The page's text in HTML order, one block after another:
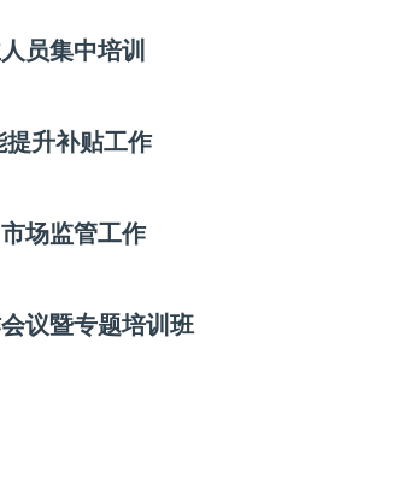
员集中培训
升补贴工作
场监管工作
议暨专题培训班